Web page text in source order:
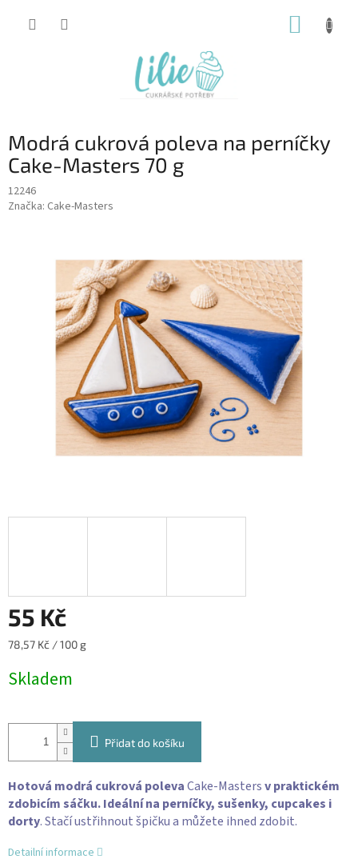
Modrá cukrová poleva na perníčky
Cake-Masters 70 g
12246
Značka: Cake-Masters
55 Kč
Měrná
78,57 Kč / 100 g
Skladem
Přidat do košíku
Hotová modrá cukrová polevaCake-Mastersv praktickém
zdobicím sáčku. Ideální na perníčky, sušenky, cupcakes i
dorty. Stačí ustřihnout špičku a můžete ihned zdobit.
Detailní informace